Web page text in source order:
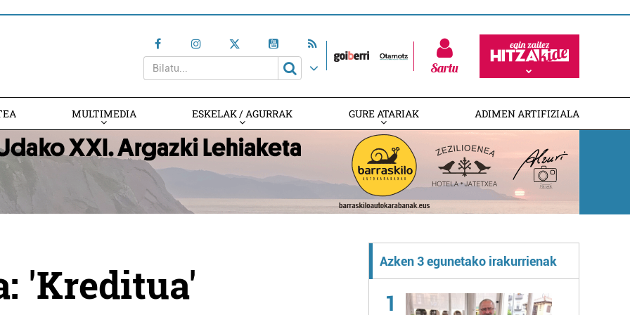
Sartu
MULTIMEDIA ESKELAK / AGURRAK GURE ATARIAK ADIMEN ARTIFIZIALA
'Kreditua' Azken 3 egunetako irakurrienak
1